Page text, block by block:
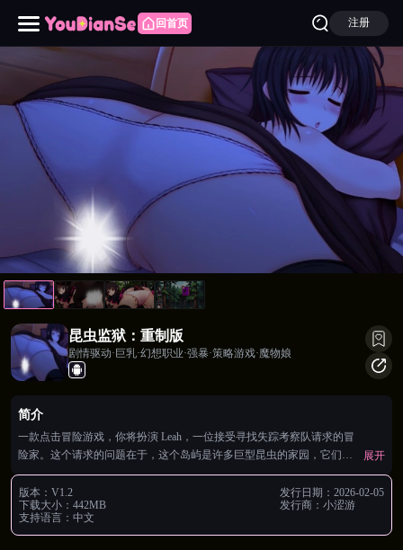
回首页 注册
昆虫监狱：重制版
昆虫监狱：重制版
剧情驱动·巨乳·幻想职业·强暴·策略游戏·魔物娘
简介
一款点击冒险游戏，你将扮演 Leah，一位接受寻找失踪考察队请求的冒
险家。这个请求的问题在于，这个岛屿是许多巨型昆虫的家园，它们非
常乐意以 Leah 可能不会预料到的方式欢迎她...
展开
版本： V1.2
下载大小： 442MB
支持语言： 中文
发行日期： 2026-02-05
发行商： 小涩游